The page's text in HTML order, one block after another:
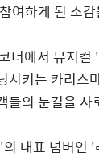
여하게 된 소
코너에서 뮤지컬 '
시키는 카리스
들의 눈길을 사
'의 대표 넘버인 '